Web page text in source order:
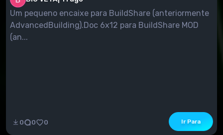
Um pequeno encaixe para BuildShare (anteriormente
AdvancedBuilding).Doc 6x12 para BuildShare MOD
(an...
0 0 0 Ir Para